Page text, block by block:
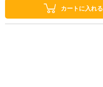
カートに入れる